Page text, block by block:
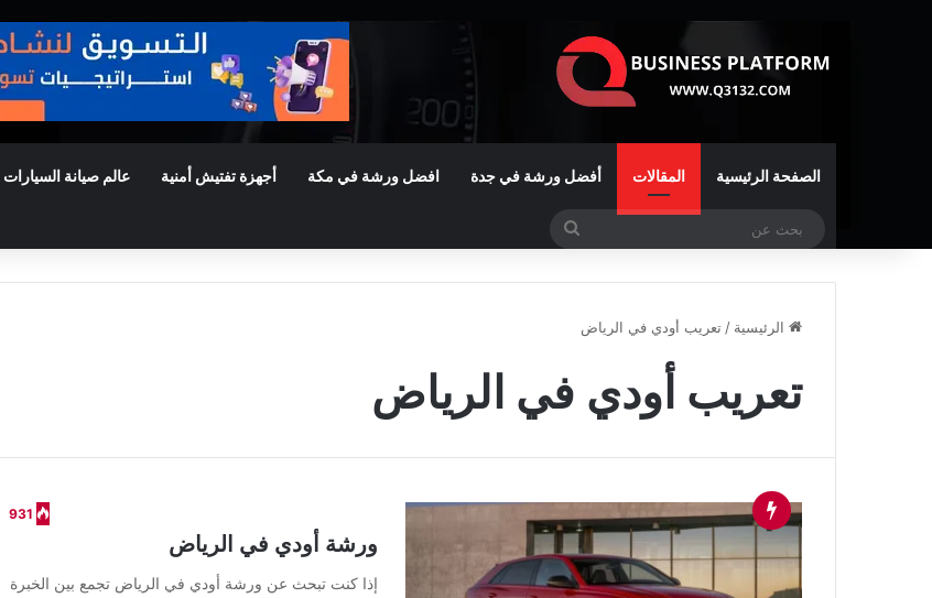
الصفحة الرئيسية المقالات أفضل ورشة في جدة افضل ورشة في مكة أجهزة تفتيش أمنية عالم صيانة السيارات
الرئيسية / تعريب أودي في الرياض
تعريب أودي في الرياض
931
ورشة أودي في الرياض
​إذا كنت تبحث عن ورشة أودي في الرياض تجمع بين الخبرة